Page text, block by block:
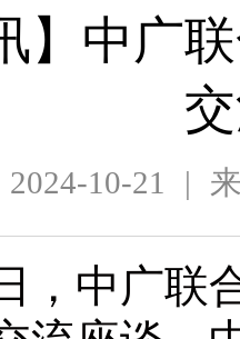
】中广
2024-10-21 |
中广联